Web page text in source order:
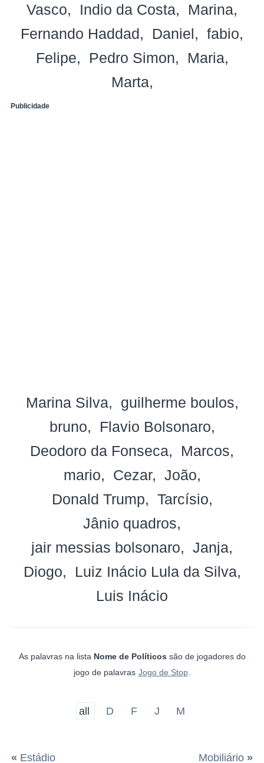
Vasco
Indio da Costa
Marina
Fernando Haddad
Daniel
fabio
Felipe
Pedro Simon
Maria
Marta
Publicidade
Marina Silva
guilherme boulos
bruno
Flavio Bolsonaro
Deodoro da Fonseca
Marcos
mario
Cezar
João
Donald Trump
Tarcísio
Jânio quadros
jair messias bolsonaro
Janja
Diogo
Luiz Inácio Lula da Silva
Luis Inácio
As palavras na lista Nome de Políticos são de jogadores do
jogo de palavras Jogo de Stop
all D F J M
« Estádio Mobiliário »